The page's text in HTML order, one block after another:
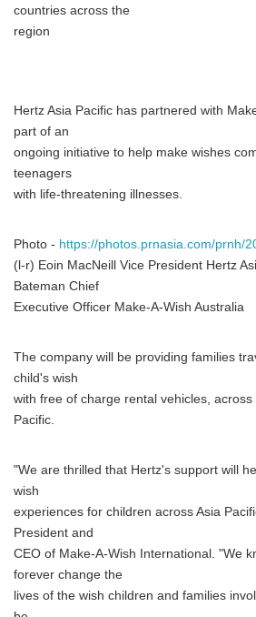
countries across the
region
Hertz Asia Pacific has partnered with
part of an
ongoing initiative to help make wishes
teenagers
with life-threatening illnesses.
Photo - https://photos.prnasia.com/prnh/
(l-r) Eoin MacNeill Vice President Hertz
Bateman Chief
Executive Officer Make-A-Wish Australia
The company will be providing families
child's wish
with free of charge rental vehicles, across
Pacific.
"We are thrilled that Hertz's support will
wish
experiences for children across Asia
President and
CEO of Make-A-Wish International. "We
forever change the
lives of the wish children and families